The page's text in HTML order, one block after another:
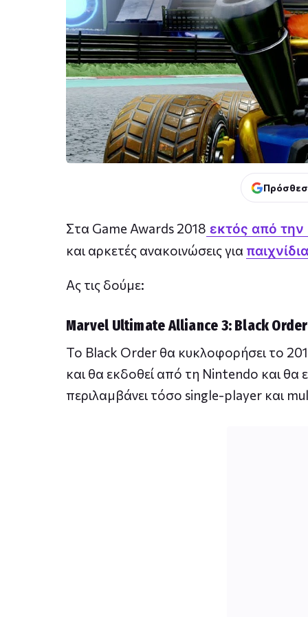
Στα Game Awards 2018 εκτός από
και αρκετές ανακοινώσεις για παιχνίδια
Ας τις δούμε:
Marvel Ultimate Alliance 3: Black
Το Black Order θα κυκλοφορήσει το
και θα εκδοθεί από τη Nintendo και
περιλαμβάνει τόσο single-player και